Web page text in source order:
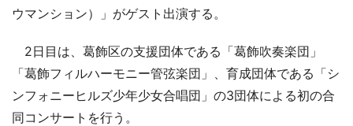
ウマンション）」がゲスト出演する。
2日目は、葛飾区の支援団体である「葛飾吹奏楽団」
「葛飾フィルハーモニー管弦楽団」、育成団体である「シ
ンフォニーヒルズ少年少女合唱団」の3団体による初の合
同コンサートを行う。